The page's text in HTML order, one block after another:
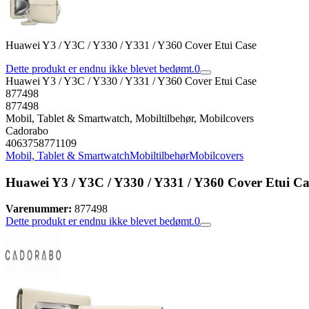
Huawei Y3 / Y3C / Y330 / Y331 / Y360 Cover Etui Case
Dette produkt er endnu ikke blevet bedømt.0
Huawei Y3 / Y3C / Y330 / Y331 / Y360 Cover Etui Case
877498
877498
Mobil, Tablet & Smartwatch, Mobiltilbehør, Mobilcovers
Cadorabo
4063758771109
Mobil, Tablet & SmartwatchMobiltilbehørMobilcovers
Huawei Y3 / Y3C / Y330 / Y331 / Y360 Cover Etui
Varenummer: 877498
Dette produkt er endnu ikke blevet bedømt.0